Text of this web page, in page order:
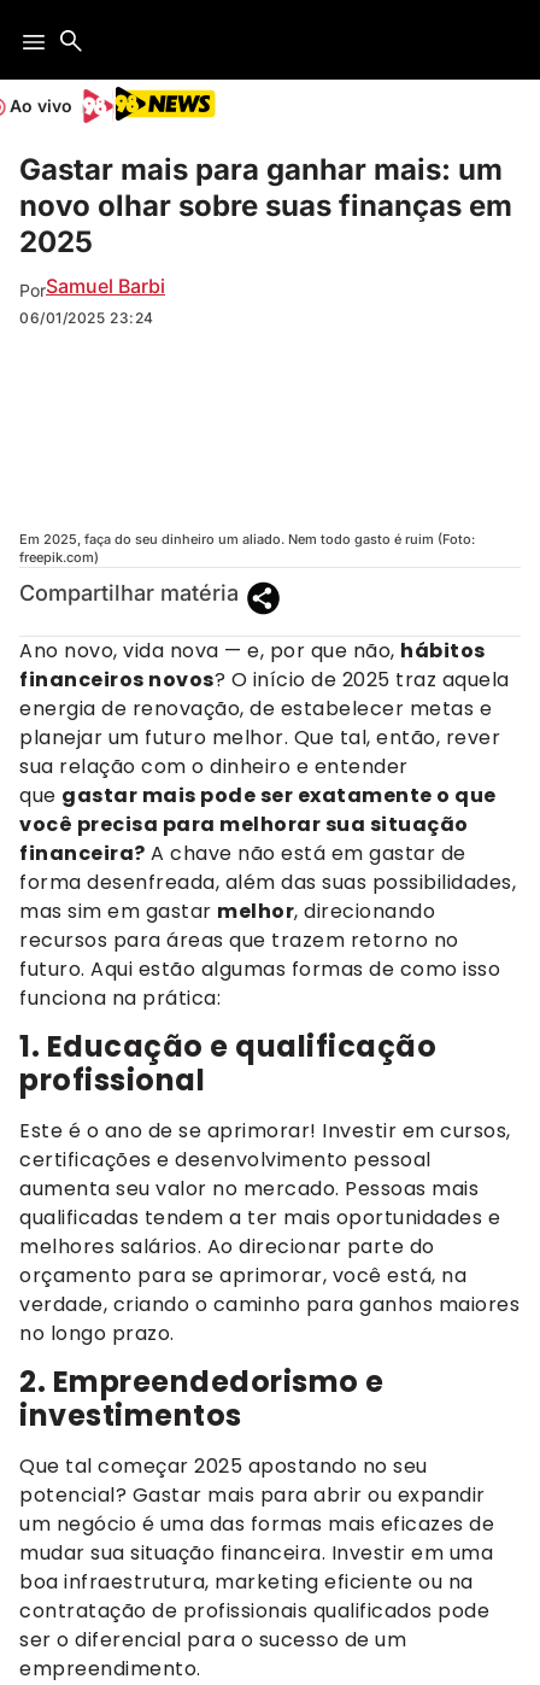
Ao vivo
Gastar mais para ganhar mais: um
novo olhar sobre suas finanças em
2025
PorSamuel Barbi
06/01/2025 23:24
Em 2025, faça do seu dinheiro um aliado. Nem todo gasto é ruim (Foto:
freepik.com)
Compartilhar matéria
Ano novo, vida nova — e, por que não, hábitos
financeiros novos? O início de 2025 traz aquela
energia de renovação, de estabelecer metas e
planejar um futuro melhor. Que tal, então, rever
sua relação com o dinheiro e entender
que gastar mais pode ser exatamente o que
você precisa para melhorar sua situação
financeira? A chave não está em gastar de
forma desenfreada, além das suas possibilidades,
mas sim em gastar melhor, direcionando
recursos para áreas que trazem retorno no
futuro. Aqui estão algumas formas de como isso
funciona na prática:
1. Educação e qualificação
profissional
Este é o ano de se aprimorar! Investir em cursos,
certificações e desenvolvimento pessoal
aumenta seu valor no mercado. Pessoas mais
qualificadas tendem a ter mais oportunidades e
melhores salários. Ao direcionar parte do
orçamento para se aprimorar, você está, na
verdade, criando o caminho para ganhos maiores
no longo prazo.
2. Empreendedorismo e
investimentos
Que tal começar 2025 apostando no seu
potencial? Gastar mais para abrir ou expandir
um negócio é uma das formas mais eficazes de
mudar sua situação financeira. Investir em uma
boa infraestrutura, marketing eficiente ou na
contratação de profissionais qualificados pode
ser o diferencial para o sucesso de um
empreendimento.